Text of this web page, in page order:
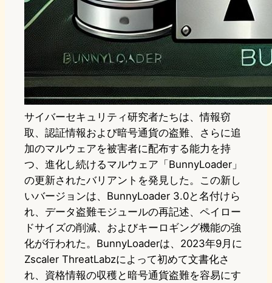
サイバーセキュリティ研究者たちは、情報窃
取、認証情報および暗号通貨の盗難、さらに追
加のマルウェアを被害者に配布する能力を持
つ、進化し続けるマルウェア「BunnyLoader」
の更新されたバリアントを発見した。この新し
いバージョンは、BunnyLoader 3.0と名付けら
れ、データ盗難モジュールの再記述、ペイロー
ドサイズの削減、およびキーロギング機能の強
化が行われた。BunnyLoaderは、2023年9月に
Zscaler ThreatLabzによって初めて文書化さ
れ、資格情報の収穫と暗号通貨盗難を容易にす